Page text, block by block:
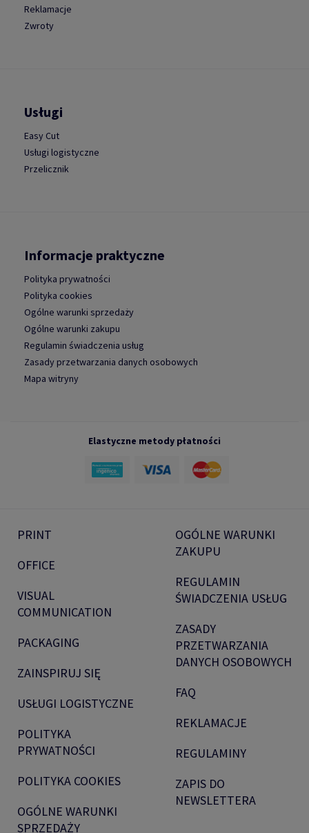
Reklamacje
Zwroty
Usługi
Easy Cut
Usługi logistyczne
Przelicznik
Informacje praktyczne
Polityka prywatności
Polityka cookies
Ogólne warunki sprzedaży
Ogólne warunki zakupu
Regulamin świadczenia usług
Zasady przetwarzania danych osobowych
Mapa witryny
Elastyczne metody płatności
PRINT
OFFICE
VISUAL
COMMUNICATION
PACKAGING
ZAINSPIRUJ SIĘ
USŁUGI LOGISTYCZNE
POLITYKA
PRYWATNOŚCI
POLITYKA COOKIES
OGÓLNE WARUNKI
SPRZEDAŻY
OGÓLNE WARUNKI
ZAKUPU
REGULAMIN
ŚWIADCZENIA USŁUG
ZASADY
PRZETWARZANIA
DANYCH OSOBOWYCH
FAQ
REKLAMACJE
REGULAMINY
ZAPIS DO
NEWSLETTERA